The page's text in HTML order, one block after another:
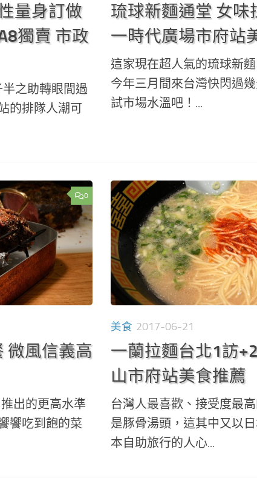
量身訂做
獨賣 市政
之助轉眼間過
的排隊人潮可
琉球新麵通堂 女味
一時代廣場市府站
這家現在超人氣的琉球新
今年三月間來台灣快閃過
試市場水溫吧！...
0
微風信義高
出的更高水準
饗吃到飽的菜
美食 2017-06-21
一蘭拉麵台北1訪
山市府站美食推薦
台灣人最喜歡、接受度最
是豚骨湯頭，這其中又以
本自助旅行的人心...